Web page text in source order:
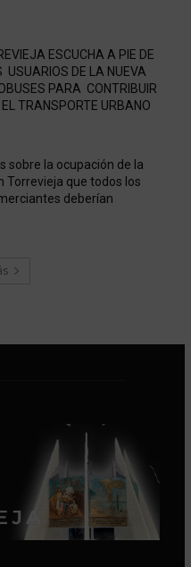
ESCUCHA A PIE DE
USUARIOS DE LA NUEVA
PARA CONTRIBUIR
TRANSPORTE URBANO
sobre la ocupación de la
Torrevieja que todos los
deberían